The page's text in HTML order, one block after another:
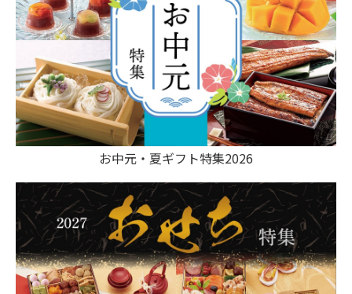
お中元・夏ギフト特集2026